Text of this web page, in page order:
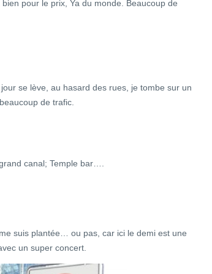
pour le prix, Ya du monde. Beaucoup de
se lève, au hasard des rues, je tombe sur un
de trafic.
canal; Temple bar….
suis plantée… ou pas, car ici le demi est une
un super concert.